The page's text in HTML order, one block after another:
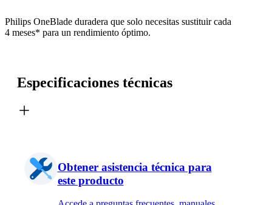
Philips OneBlade duradera que solo necesitas sustituir cada
4 meses* para un rendimiento óptimo.
Especificaciones técnicas
Obtener asistencia técnica para
este producto